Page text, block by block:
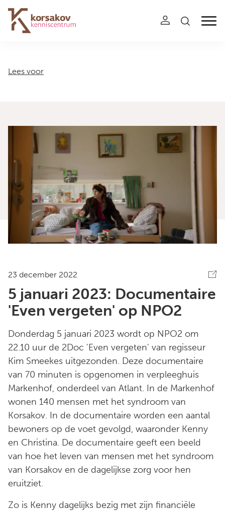
Navigation
Lees voor
23 december 2022
5 januari 2023: Documentaire
'Even vergeten' op NPO2
Donderdag 5 januari 2023 wordt op NPO2 om
22.10 uur de 2Doc 'Even vergeten' van regisseur
Kim Smeekes uitgezonden. Deze documentaire
van 70 minuten is opgenomen in verpleeghuis
Markenhof, onderdeel van Atlant. In de Markenhof
wonen 140 mensen met het syndroom van
Korsakov. In de documentaire worden een aantal
bewoners op de voet gevolgd, waaronder Kenny
en Christina. De documentaire geeft een beeld
van hoe het leven van mensen met het syndroom
van Korsakov en de dagelijkse zorg voor hen
eruitziet.
Zo is Kenny dagelijks bezig met zijn financiële